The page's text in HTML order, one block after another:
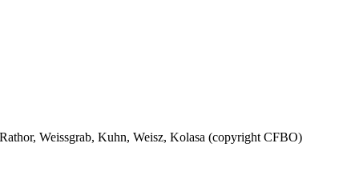
Rathor, Weissgrab, Kuhn, Weisz, Kolasa (copyright CFBO)